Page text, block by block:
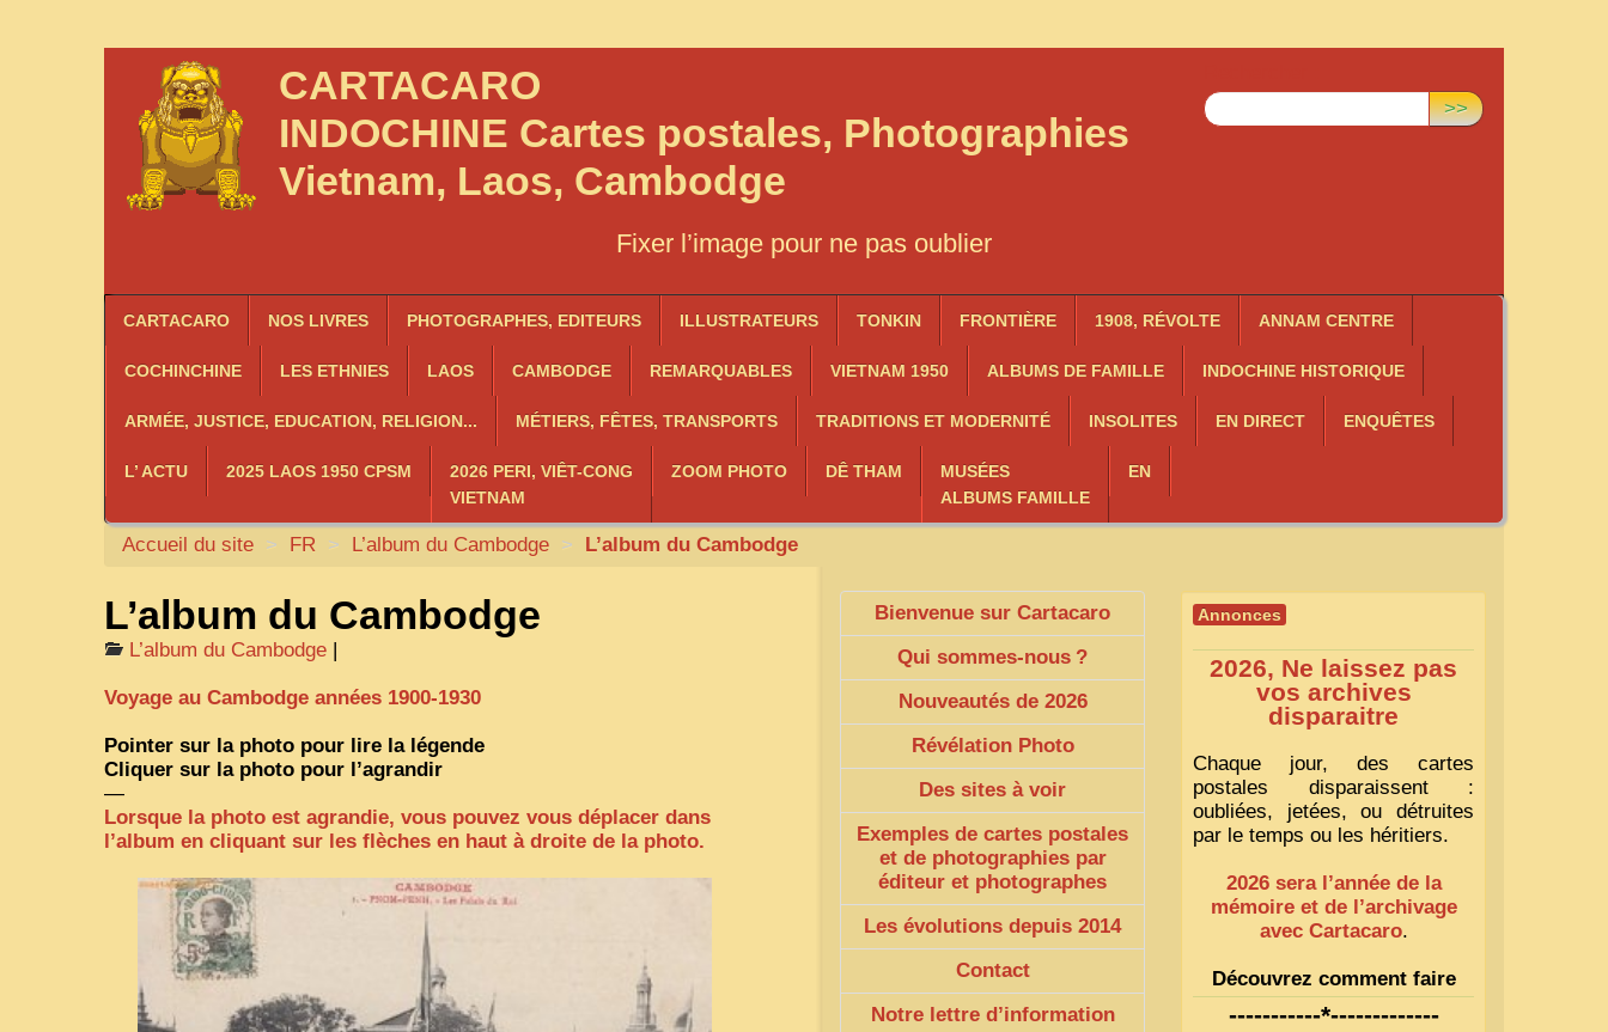
CARTACARO
INDOCHINE Cartes postales, Photographies
Vietnam, Laos, Cambodge
Fixer l’image pour ne pas oublier
>>
CARTACARO NOS LIVRES PHOTOGRAPHES, EDITEURS ILLUSTRATEURS TONKIN FRONTIÈRE 1908, RÉVOLTE ANNAM CENTRE
COCHINCHINE LES ETHNIES LAOS CAMBODGE REMARQUABLES VIETNAM 1950 ALBUMS DE FAMILLE INDOCHINE HISTORIQUE
ARMÉE, JUSTICE, EDUCATION, RELIGION... MÉTIERS, FÊTES, TRANSPORTS TRADITIONS ET MODERNITÉ INSOLITES EN DIRECT ENQUÊTES
L’ ACTU 2025 LAOS 1950 CPSM
2026 PERI, VIÊT-CONG
VIETNAM
ZOOM PHOTO DÊ THAM
MUSÉES
ALBUMS FAMILLE
EN
Accueil du site > FR > L’album du Cambodge > L’album du Cambodge
L’album du Cambodge
L’album du Cambodge |
Voyage au Cambodge années 1900-1930
Pointer sur la photo pour lire la légende
Cliquer sur la photo pour l’agrandir
—
Lorsque la photo est agrandie, vous pouvez vous déplacer dans
l’album en cliquant sur les flèches en haut à droite de la photo.
Bienvenue sur Cartacaro
Qui sommes-nous ?
Nouveautés de 2026
Révélation Photo
Des sites à voir
Exemples de cartes postales
et de photographies par
éditeur et photographes
Les évolutions depuis 2014
Contact
Notre lettre d’information
Annonces
2026, Ne laissez pas
vos archives
disparaitre
Chaque jour, des cartes
postales disparaissent :
oubliées, jetées, ou détruites
par le temps ou les héritiers.
2026 sera l’année de la
mémoire et de l’archivage
avec Cartacaro.
Découvrez comment faire
1
-----------*-------------